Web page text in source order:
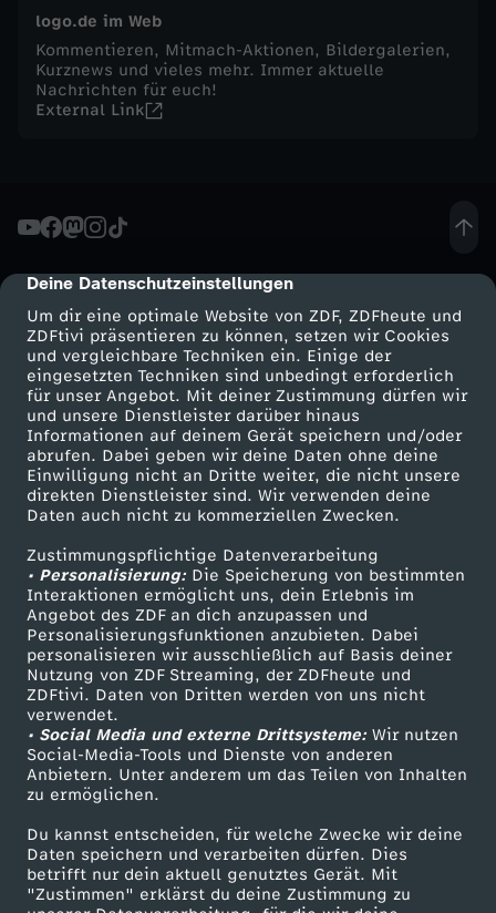
cmp-dialog-description
Deine Datenschutzeinstellungen
Um dir eine optimale Website von ZDF, ZDFheute und
ZDFtivi präsentieren zu können, setzen wir Cookies
und vergleichbare Techniken ein. Einige der
eingesetzten Techniken sind unbedingt erforderlich
für unser Angebot. Mit deiner Zustimmung dürfen wir
und unsere Dienstleister darüber hinaus
Informationen auf deinem Gerät speichern und/oder
abrufen. Dabei geben wir deine Daten ohne deine
Einwilligung nicht an Dritte weiter, die nicht unsere
direkten Dienstleister sind. Wir verwenden deine
Daten auch nicht zu kommerziellen Zwecken.
Zustimmungspflichtige Datenverarbeitung
• Personalisierung:Die Speicherung von bestimmten
Interaktionen ermöglicht uns, dein Erlebnis im
Angebot des ZDF an dich anzupassen und
Personalisierungsfunktionen anzubieten. Dabei
personalisieren wir ausschließlich auf Basis deiner
Nutzung von ZDF Streaming, der ZDFheute und
ZDFtivi. Daten von Dritten werden von uns nicht
verwendet.
• Social Media und externe Drittsysteme:Wir nutzen
Social-Media-Tools und Dienste von anderen
Anbietern. Unter anderem um das Teilen von Inhalten
zu ermöglichen.
Du kannst entscheiden, für welche Zwecke wir deine
Daten speichern und verarbeiten dürfen. Dies
betrifft nur dein aktuell genutztes Gerät. Mit
"Zustimmen" erklärst du deine Zustimmung zu
w
o
c
,
1
2
.
N
o
v
e
m
b
e
r
2
logo.de im Web
Kommentieren, Mitmach-Aktionen, Bildergalerien,
Kurznews und vieles mehr. Immer aktuelle
Nachrichten für euch!
External Link
Mehr ZDF
ZDF-Apps
Smart TV
ZDFtext
Livestreams
Sendungen A-Z
TV-Programm
Service
ZDFmitreden
Kontakt zum ZDF
Tickets
Zuschauerservice
Hilfe
ZDF Unternehmen
Karriere
ZDF goes Schule
Werbefernsehen